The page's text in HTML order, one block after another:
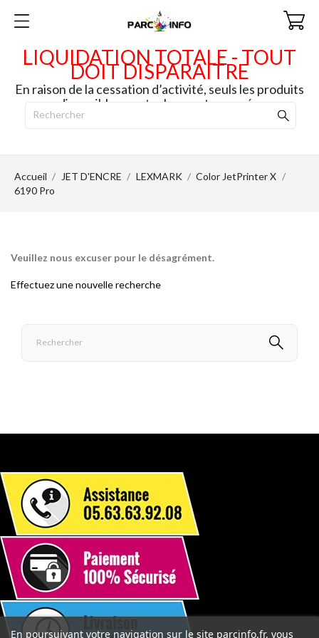
LIQUIDATION TOTALE - TOUT
DOIT DISPARAITRE
En raison de la cessation d’activité, seuls les produits
disponibles en stock seront envoyés.
Accueil JET D'ENCRE LEXMARK
Color JetPrinter X
6190 Pro
Veuillez nous excuser pour le désagrément.
Effectuez une nouvelle recherche
En poursuivant votre navigation sur le site parcinfo.fr, vous